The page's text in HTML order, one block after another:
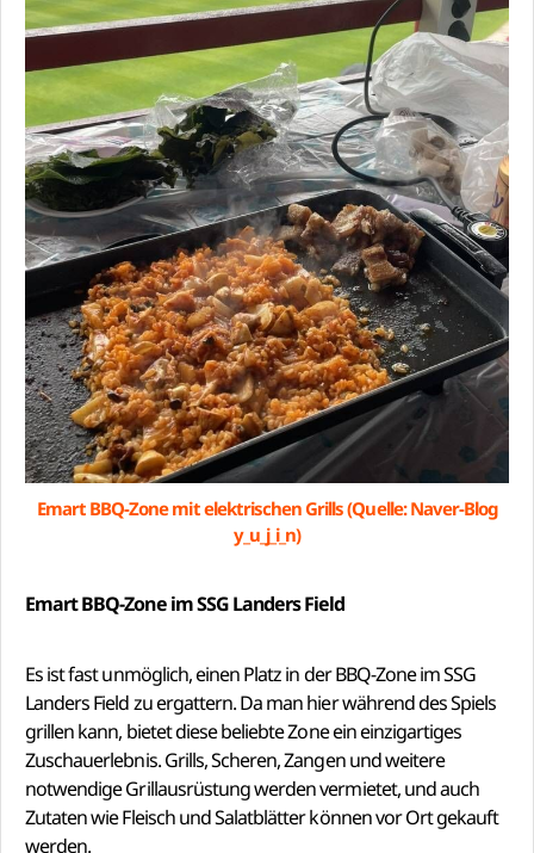
Emart BBQ-Zone mit elektrischen Grills (Quelle: Naver-Blog
y_u_j_i_n)
Emart BBQ-Zone im SSG Landers Field
Es ist fast unmöglich, einen Platz in der BBQ-Zone im SSG
Landers Field zu ergattern. Da man hier während des Spiels
grillen kann, bietet diese beliebte Zone ein einzigartiges
Zuschauerlebnis. Grills, Scheren, Zangen und weitere
notwendige Grillausrüstung werden vermietet, und auch
Zutaten wie Fleisch und Salatblätter können vor Ort gekauft
werden.